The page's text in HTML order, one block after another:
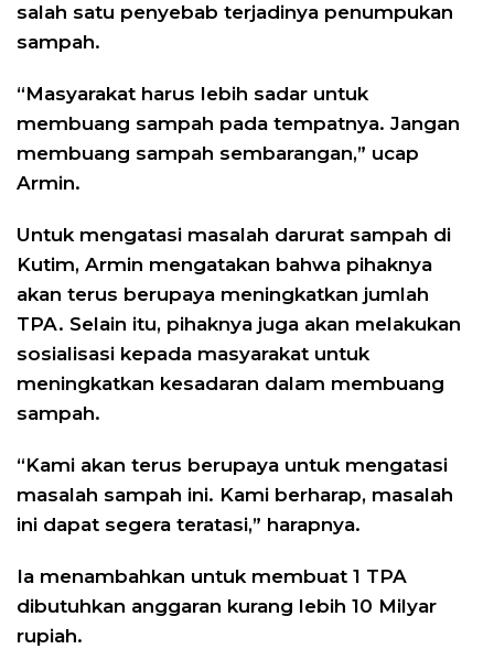
salah satu penyebab terjadinya penumpukan
sampah.
“Masyarakat harus lebih sadar untuk
membuang sampah pada tempatnya. Jangan
membuang sampah sembarangan,” ucap
Armin.
Untuk mengatasi masalah darurat sampah di
Kutim, Armin mengatakan bahwa pihaknya
akan terus berupaya meningkatkan jumlah
TPA. Selain itu, pihaknya juga akan melakukan
sosialisasi kepada masyarakat untuk
meningkatkan kesadaran dalam membuang
sampah.
“Kami akan terus berupaya untuk mengatasi
masalah sampah ini. Kami berharap, masalah
ini dapat segera teratasi,” harapnya.
Ia menambahkan untuk membuat 1 TPA
dibutuhkan anggaran kurang lebih 10 Milyar
rupiah.